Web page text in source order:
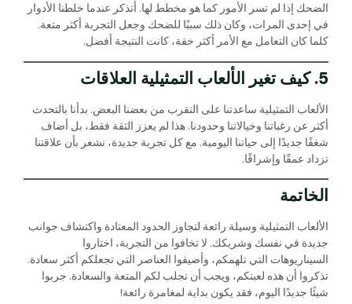
الضحك إذا لم تسر الأمور كما هو مخطط لها. أتذكر عندما خلطنا الأدوار
في إحدى المرات، وكان ذلك سببًا للضحك وجعل التجربة أكثر متعة.
كلما كان التعامل مع الأمر أكثر خفة، كانت النتيجة أفضل.
5. كيف تغير الألعاب التمثيلية العلاقات
الألعاب التمثيلية ساعدتنا على التقرب من بعضنا البعض. بدأنا بالتحدث
أكثر عن رغباتنا وخيالاتنا وحدودنا. هذا لم يعزز الثقة فقط، بل أضاف
شغفًا جديدًا إلى حياتنا اليومية. مع كل تجربة جديدة، نشعر بأن علاقتنا
تزداد عمقًا وإشراقًا.
الخاتمة
الألعاب التمثيلية وسيلة رائعة لتجاوز الحدود المعتادة واكتشاف جوانب
جديدة في نفسك وشريكك. لا تخافوا من التجربة، اختاروا
السيناريوهات التي تلهمكم، وأضيفوا العناصر التي تجعلكم أكثر سعادة.
تذكروا أن هذه لعبتكم، ويجب أن تجلب لكم المتعة والسعادة. جربوا
شيئًا جديدًا اليوم، فقد يكون بداية لمغامرة رائعة!